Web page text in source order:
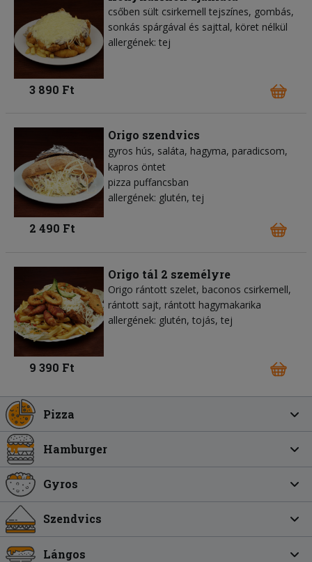
csőben sült csirkemell tejszínes, gombás,
sonkás spárgával és sajttal, köret nélkül
allergének: tej
3 890 Ft
Origo szendvics
gyros hús saláta hagyma paradicsom
kapros öntet
pizza puffancsban
allergének: glutén, tej
2 490 Ft
Origo tál 2 személyre
Origo rántott szelet, baconos csirkemell,
rántott sajt, rántott hagymakarika
allergének: glutén, tojás, tej
9 390 Ft
Pizza
Hamburger
Gyros
Szendvics
Lángos